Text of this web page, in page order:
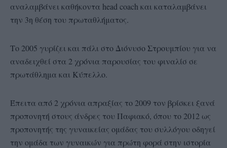
αναλαμβάνει καθήκοντα head coach και καταλαμβάνει
την 3η θέση του πρωταθλήματος.
Το 2005 γυρίζει και πάλι στο Διόνυσο Στρουμπίου για να
αναδειχθεί στα 2 χρόνια παρουσίας του φιναλίσ σε
πρωτάθλημα και Κύπελλο.
Έπειτα από 2 χρόνια απραξίας το 2009 τον βρίσκει ξανά
προπονητή στους άνδρες του Παφιακό, όπου το 2012 ως
προπονητής της γυναικείας ομάδας του συλλόγου οδηγεί
την ομάδα των γυναικών για πρώτη φορά στην ιστορία